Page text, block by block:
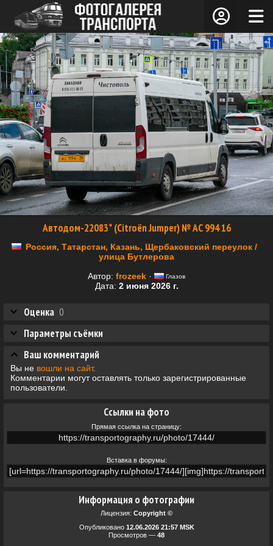
Автодом-22083* (Citroёn Jumper) № АС 994 16
Россия, Татарстан, Казань, Щербаковский переулок /
улица Бутлерова
Автор: frozeek · Глазов
Дата: 2 июня 2026 г.
Информация о фотографии
Лицензия: Copyright ©
Опубликовано 12.06.2026 21:57 MSK
Просмотров — 48
Оценка 0
Ссылки на фото
Прямая ссылка на страницу:
Вставка в форумы:
Параметры съёмки
Ваш комментарий
Вы не вошли на сайт.
Комментарии могут оставлять только зарегистрированные
пользователи.